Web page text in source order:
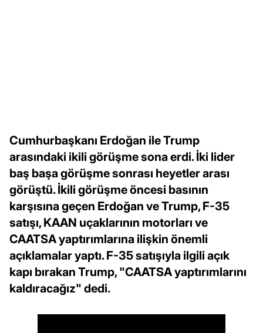
Cumhurbaşkanı Erdoğan ile Trump
arasındaki ikili görüşme sona erdi. İki lider
baş başa görüşme sonrası heyetler arası
görüştü. İkili görüşme öncesi basının
karşısına geçen Erdoğan ve Trump, F-35
satışı, KAAN uçaklarının motorları ve
CAATSA yaptırımlarına ilişkin önemli
açıklamalar yaptı. F-35 satışıyla ilgili açık
kapı bırakan Trump, "CAATSA yaptırımlarını
kaldıracağız" dedi.